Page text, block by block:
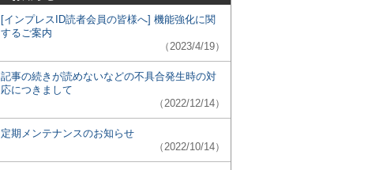
[インプレスID読者会員の皆様へ] 機能強化に関
するご案内
（2023/4/19）
記事の続きが読めないなどの不具合発生時の対
応につきまして
（2022/12/14）
定期メンテナンスのお知らせ
（2022/10/14）